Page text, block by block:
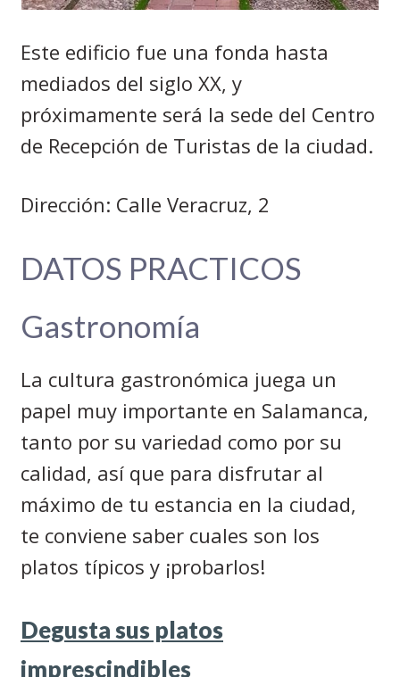
Este edificio fue una fonda hasta
mediados del siglo XX, y
próximamente será la sede del Centro
de Recepción de Turistas de la ciudad.
Dirección: Calle Veracruz, 2
DATOS PRACTICOS
Gastronomía
La cultura gastronómica juega un
papel muy importante en Salamanca,
tanto por su variedad como por su
calidad, así que para disfrutar al
máximo de tu estancia en la ciudad,
te conviene saber cuales son los
platos típicos y ¡probarlos!
Degusta sus platos
imprescindibles